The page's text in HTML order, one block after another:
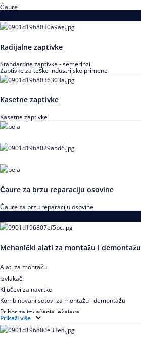
Čaure
Radijalne zaptivke
Standardne zaptivke - semerinzi
Zaptivke za teške industrijske primene
Kasetne zaptivke
Kasetne zaptivke
Čaure za brzu reparaciju osovine
Čaure za brzu reparaciju osovine
Mehanički alati za montažu i demontažu
Alati za montažu
Izvlakači
Ključevi za navrtke
Kombinovani setovi za montažu i demontažu
Pribor za izvlačenje ležajeva
Prikaži više